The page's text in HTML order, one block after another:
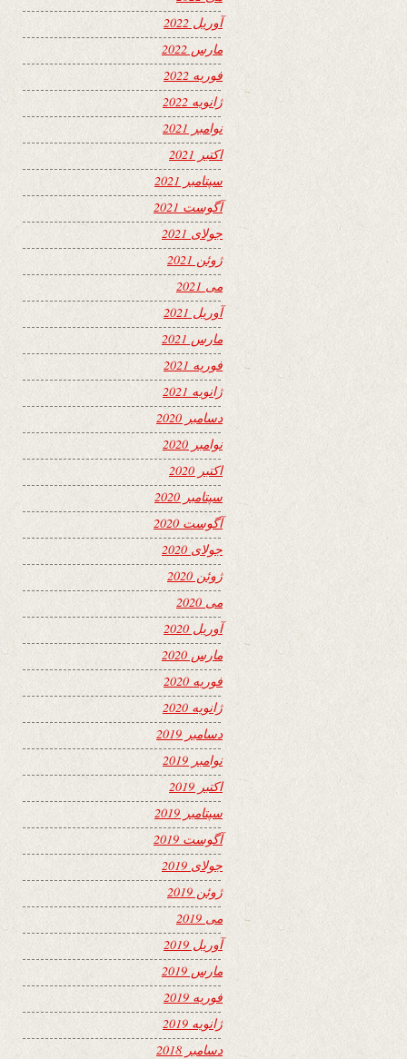
آوریل 2022
مارس 2022
فوریه 2022
ژانویه 2022
نوامبر 2021
اکتبر 2021
سپتامبر 2021
آگوست 2021
جولای 2021
ژوئن 2021
می 2021
آوریل 2021
مارس 2021
فوریه 2021
ژانویه 2021
دسامبر 2020
نوامبر 2020
اکتبر 2020
سپتامبر 2020
آگوست 2020
جولای 2020
ژوئن 2020
می 2020
آوریل 2020
مارس 2020
فوریه 2020
ژانویه 2020
دسامبر 2019
نوامبر 2019
اکتبر 2019
سپتامبر 2019
آگوست 2019
جولای 2019
ژوئن 2019
می 2019
آوریل 2019
مارس 2019
فوریه 2019
ژانویه 2019
دسامبر 2018